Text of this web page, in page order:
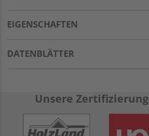
EIGENSCHAFTEN
DATENBLÄTTER
Unsere